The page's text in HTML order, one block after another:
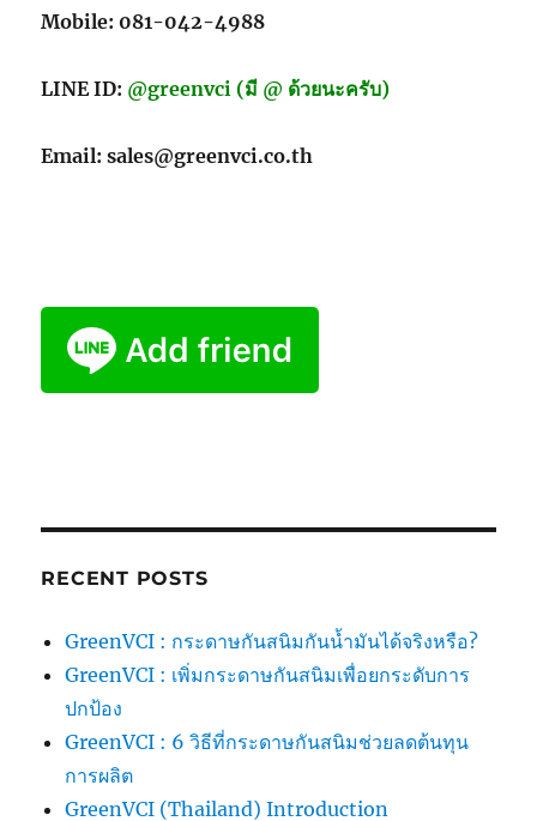
Mobile: 081-042-4988
LINE ID: @greenvci (มี @ ด้วยนะครับ)
Email: sales@greenvci.co.th
RECENT POSTS
GreenVCI : กระดาษกันสนิมกันน้ำมันได้จริงหรือ?
GreenVCI : เพิ่มกระดาษกันสนิมเพื่อยกระดับการ
ปกป้อง
GreenVCI : 6 วิธีที่กระดาษกันสนิมช่วยลดต้นทุน
การผลิต
GreenVCI (Thailand) Introduction